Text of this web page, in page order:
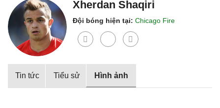
Xherdan Shaqiri
Đội bóng hiện tại: Chicago Fire
Tin tức Tiểu sử Hình ảnh